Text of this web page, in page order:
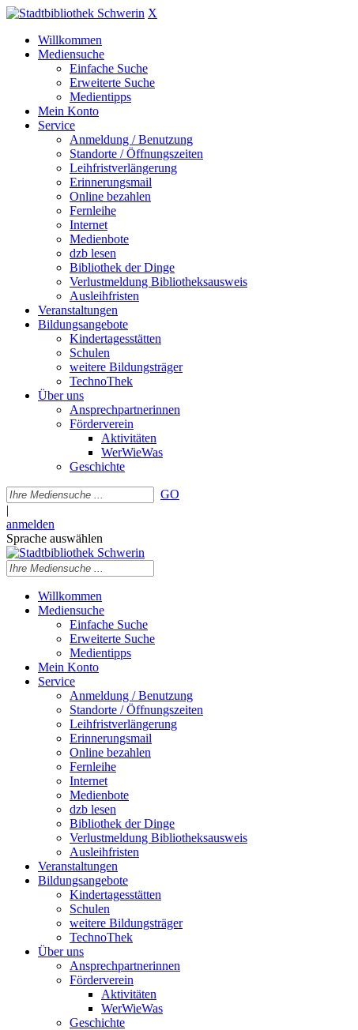
X
Willkommen
Mediensuche
Einfache Suche
Erweiterte Suche
Medientipps
Mein Konto
Service
Anmeldung / Benutzung
Standorte / Öffnungszeiten
Leihfristverlängerung
Erinnerungsmail
Online bezahlen
Fernleihe
Internet
Medienbote
dzb lesen
Bibliothek der Dinge
Verlustmeldung Bibliotheksausweis
Ausleihfristen
Veranstaltungen
Bildungsangebote
Kindertagesstätten
Schulen
weitere Bildungsträger
TechnoThek
Über uns
Ansprechpartnerinnen
Förderverein
Aktivitäten
WerWieWas
Geschichte
GO
|
anmelden
Sprache auswählen
Willkommen
Mediensuche
Einfache Suche
Erweiterte Suche
Medientipps
Mein Konto
Service
Anmeldung / Benutzung
Standorte / Öffnungszeiten
Leihfristverlängerung
Erinnerungsmail
Online bezahlen
Fernleihe
Internet
Medienbote
dzb lesen
Bibliothek der Dinge
Verlustmeldung Bibliotheksausweis
Ausleihfristen
Veranstaltungen
Bildungsangebote
Kindertagesstätten
Schulen
weitere Bildungsträger
TechnoThek
Über uns
Ansprechpartnerinnen
Förderverein
Aktivitäten
WerWieWas
Geschichte